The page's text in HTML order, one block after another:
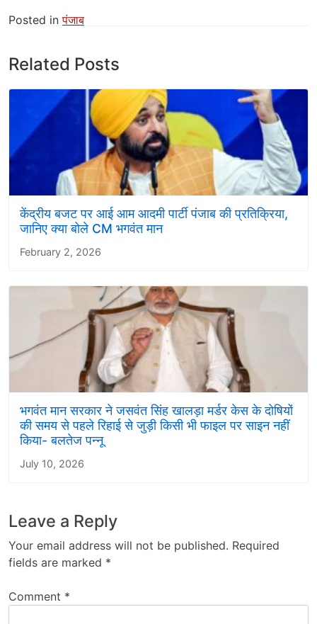
Posted inपंजाब
Related Posts
केंद्रीय बजट पर आई आम आदमी पार्टी पंजाब की प्रतिक्रिया,
जानिए क्या बोले CM भगवंत मान
February 2, 2026
भगवंत मान सरकार ने जसवंत सिंह खालड़ा मर्डर केस के दोषियों
की समय से पहले रिहाई से जुड़ी किसी भी फाइल पर साइन नहीं
किया- बलतेज पन्नू
July 10, 2026
Leave a Reply
Your email address will not be published. Required
fields are marked *
Comment *